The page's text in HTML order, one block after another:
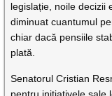
legislație, noile decizii
diminuat cuantumul
chiar dacă pensiile
plată.
Senatorul Cristian